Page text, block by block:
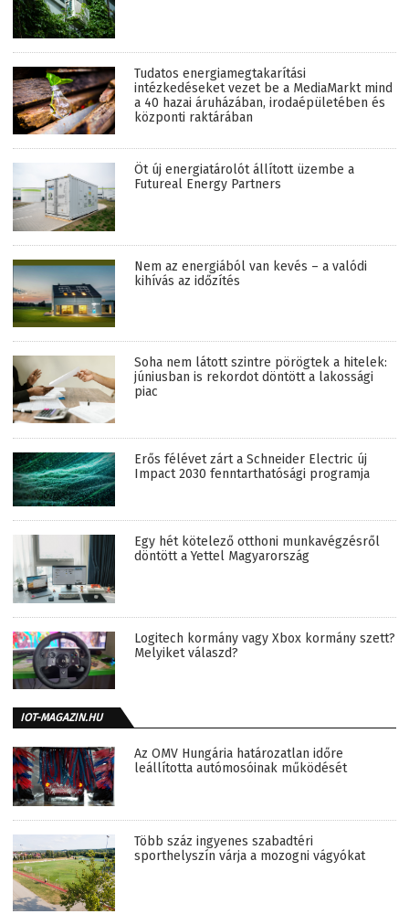
Tudatos energiamegtakarítási
intézkedéseket vezet be a MediaMarkt mind
a 40 hazai áruházában, irodaépületében és
központi raktárában
Öt új energiatárolót állított üzembe a
Futureal Energy Partners
Nem az energiából van kevés – a valódi
kihívás az időzítés
Soha nem látott szintre pörögtek a hitelek:
júniusban is rekordot döntött a lakossági
piac
Erős félévet zárt a Schneider Electric új
Impact 2030 fenntarthatósági programja
Egy hét kötelező otthoni munkavégzésről
döntött a Yettel Magyarország
Logitech kormány vagy Xbox kormány szett?
Melyiket válaszd?
IOT-MAGAZIN.HU
Az OMV Hungária határozatlan időre
leállította autómosóinak működését
Több száz ingyenes szabadtéri
sporthelyszín várja a mozogni vágyókat